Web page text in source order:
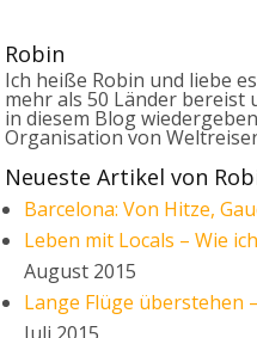
Robin
Ich heiße Robin und liebe
mehr als 50 Länder bereist
in diesem Blog
Organisation von
Neueste Artikel von
Barcelona: Von Hitze,
Leben mit Locals – Wie
August 2015
Lange Flüge überstehen